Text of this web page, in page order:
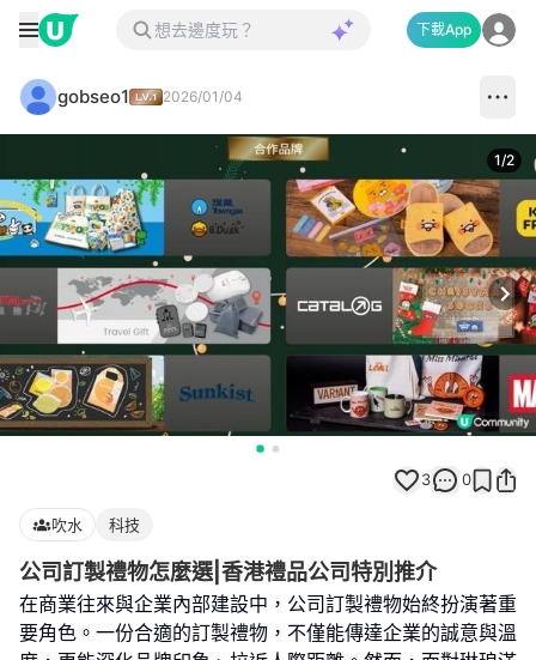
下載App
gobseo1 2026/01/04
1/2
3 0
吹水 科技
公司訂製禮物怎麼選|香港禮品公司特別推介
在商業往來與企業內部建設中，公司訂製禮物始終扮演著重
要角色。一份合適的訂製禮物，不僅能傳達企業的誠意與溫